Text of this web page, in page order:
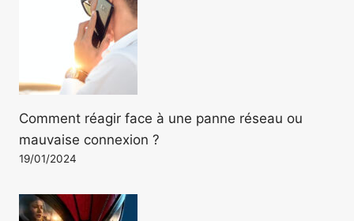
Comment réagir face à une panne réseau ou
mauvaise connexion ?
19/01/2024